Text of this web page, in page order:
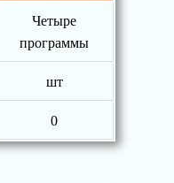
Четыре
программы
шт
0